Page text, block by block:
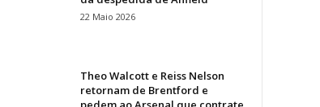
22 Maio 2026
Theo Walcott e Reiss Nelson
retornam de Brentford e